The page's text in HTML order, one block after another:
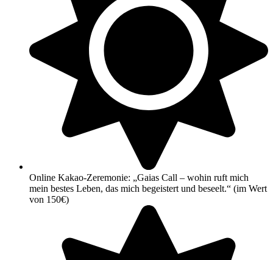
Online Kakao-Zeremonie: „Gaias Call – wohin ruft mich
mein bestes Leben, das mich begeistert und beseelt.“ (im Wert
von 150€)